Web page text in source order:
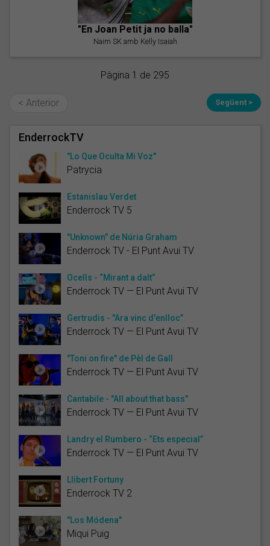
"En Joan Petit ja no balla"
Naim SK amb Kelly Isaiah
Pàgina 1 de 295
< Anterior Següent >
EnderrockTV
"Lo Que Oculta Mi Voz"
Patrycia
Estanislau Verdet
Enderrock TV 5
"Unknown" de Núria Graham
Enderrock TV - El Punt Avui TV
Ocells - “Mirant a dalt”
Enderrock TV — El Punt Avui TV
Gertrudis - "Ara vinc d'enlloc”
Enderrock TV — El Punt Avui TV
"Toni on fire" de Pèl de Gall
Enderrock TV — El Punt Avui TV
Cantabile - "All about that bass"
Enderrock TV — El Punt Avui TV
Landry el Rumbero - “Ets especial”
Enderrock TV — El Punt Avui TV
Llibert Fortuny
Enderrock TV 2
"Los Módena"
Miqui Puig